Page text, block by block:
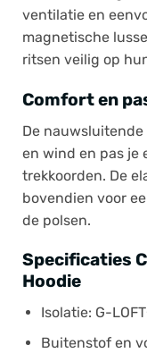
ventilatie en
magnetische
ritsen veilig op
Comfort en
De
en wind en pas je
trekkoorden. De
bovendien voor
de polsen.
Specificaties
Hoodie
Isolatie: G-
Buitenstof en